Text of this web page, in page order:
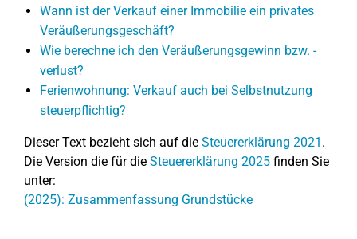
Wann ist der Verkauf einer Immobilie ein privates
Veräußerungsgeschäft?
Wie berechne ich den Veräußerungsgewinn bzw. -
verlust?
Ferienwohnung: Verkauf auch bei Selbstnutzung
steuerpflichtig?
Dieser Text bezieht sich auf die Steuererklärung 2021 .
Die Version die für die Steuererklärung 2025 finden Sie
unter:
(2025): Zusammenfassung Grundstücke